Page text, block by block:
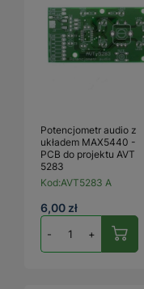
Potencjometr audio z
układem MAX5440 -
PCB do projektu AVT
5283
Kod:AVT5283 A
6,00 zł
- +